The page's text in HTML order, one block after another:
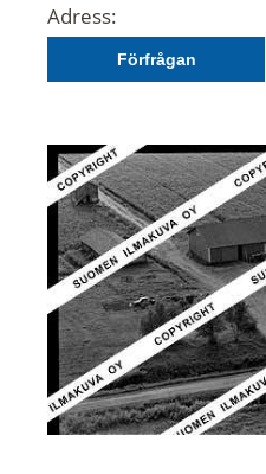
Adress:
Förfrågan